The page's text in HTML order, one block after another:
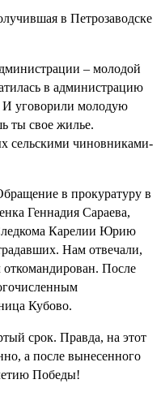
в Петрозаводске
– молодой
в администрацию
И уговорили молодую
ты свое жилье.
сельскими чиновниками-
в прокуратуру в
Геннадия Сараева,
Карелии Юрию
Нам отвечали,
откомандирован. После
Кубово.
срок. Правда, на этот
а после вынесенного
Победы!